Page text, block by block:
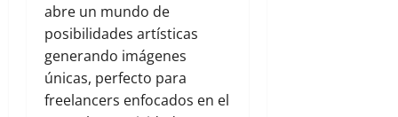
abre un mundo de
posibilidades artísticas
generando imágenes
únicas, perfecto para
freelancers enfocados en el